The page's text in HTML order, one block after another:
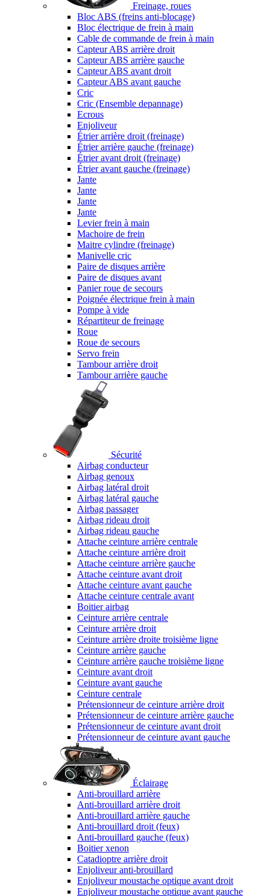
Freinage, roues
Bloc ABS (freins anti-blocage)
Bloc électrique de frein à main
Cable de commande de frein à main
Capteur ABS arrière droit
Capteur ABS arrière gauche
Capteur ABS avant droit
Capteur ABS avant gauche
Cric
Cric (Ensemble depannage)
Ecrous
Enjoliveur
Étrier arrière droit (freinage)
Étrier arrière gauche (freinage)
Étrier avant droit (freinage)
Étrier avant gauche (freinage)
Jante
Jante
Jante
Jante
Levier frein à main
Machoire de frein
Maitre cylindre (freinage)
Manivelle cric
Paire de disques arrière
Paire de disques avant
Panier roue de secours
Poignée électrique frein à main
Pompe à vide
Répartiteur de freinage
Roue
Roue de secours
Servo frein
Tambour arrière droit
Tambour arrière gauche
Sécurité
Airbag conducteur
Airbag genoux
Airbag latéral droit
Airbag latéral gauche
Airbag passager
Airbag rideau droit
Airbag rideau gauche
Attache ceinture arrière centrale
Attache ceinture arrière droit
Attache ceinture arrière gauche
Attache ceinture avant droit
Attache ceinture avant gauche
Attache ceinture centrale avant
Boitier airbag
Ceinture arrière centrale
Ceinture arrière droit
Ceinture arrière droite troisième ligne
Ceinture arrière gauche
Ceinture arrière gauche troisième ligne
Ceinture avant droit
Ceinture avant gauche
Ceinture centrale
Prétensionneur de ceinture arrière droit
Prétensionneur de ceinture arrière gauche
Prétensionneur de ceinture avant droit
Prétensionneur de ceinture avant gauche
Éclairage
Anti-brouillard arrière
Anti-brouillard arrière droit
Anti-brouillard arrière gauche
Anti-brouillard droit (feux)
Anti-brouillard gauche (feux)
Boitier xenon
Catadioptre arrière droit
Enjoliveur anti-brouillard
Enjoliveur moustache optique avant droit
Enjoliveur moustache optique avant gauche